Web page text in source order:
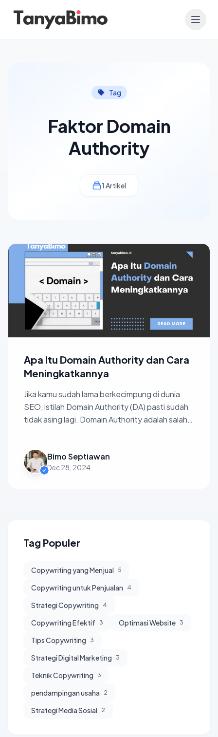
Tag
Faktor Domain
Authority
1 Artikel
Apa Itu Domain Authority dan Cara
Meningkatkannya
Jika kamu sudah lama berkecimpung di dunia
SEO, istilah Domain Authority (DA) pasti sudah
tidak asing lagi. Domain Authority adalah salah
Bimo Septiawan
Dec 28, 2024
Tag Populer
Copywriting yang Menjual 5
Copywriting untuk Penjualan 4
Strategi Copywriting 4
Copywriting Efektif 3 Optimasi Website 3
Tips Copywriting 3
Strategi Digital Marketing 3
Teknik Copywriting 3
pendampingan usaha 2
Strategi Media Sosial 2